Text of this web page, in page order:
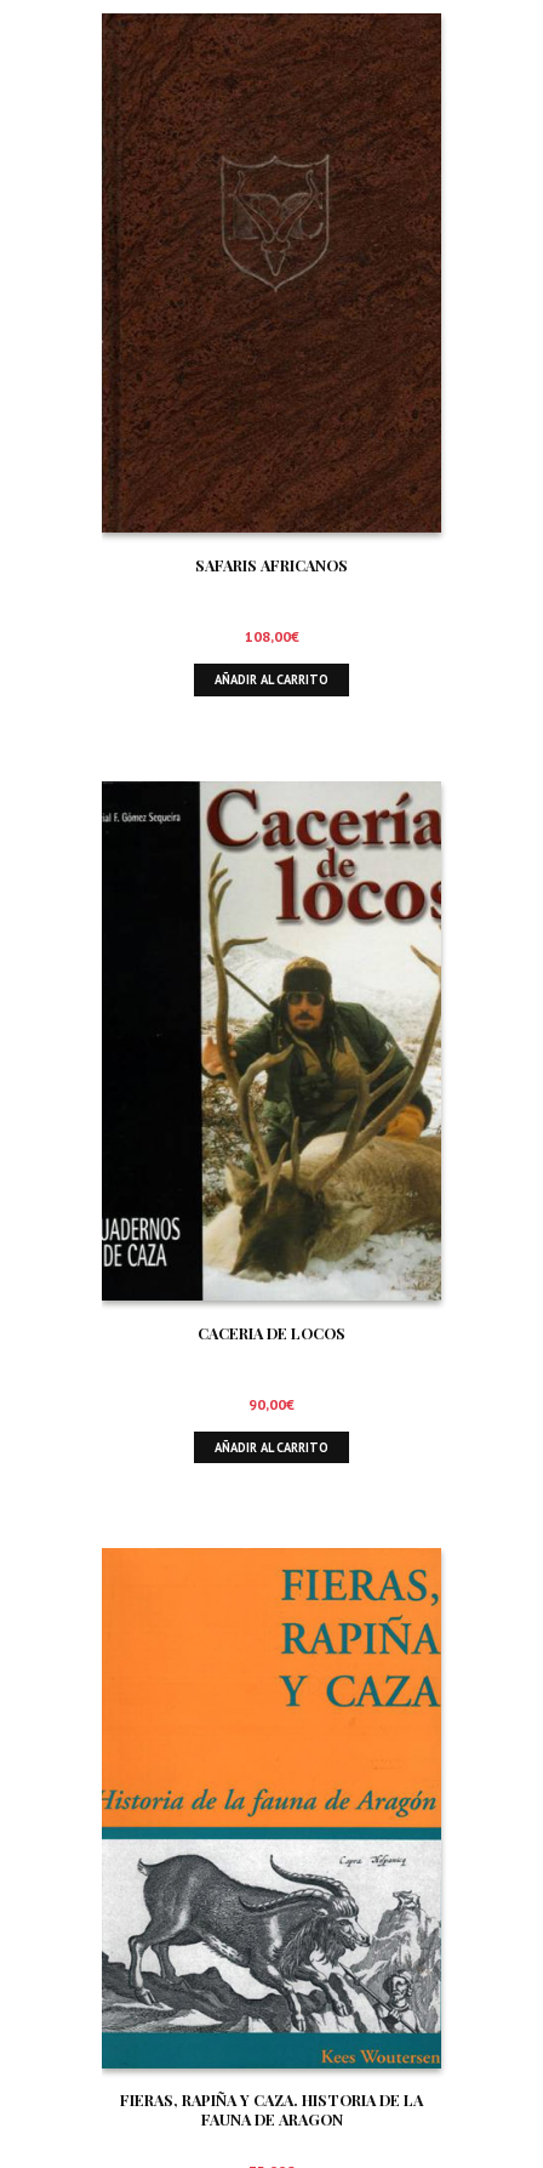
SAFARIS AFRICANOS
108,00€
AÑADIR AL CARRITO
CACERIA DE LOCOS
90,00€
AÑADIR AL CARRITO
FIERAS, RAPIÑA Y CAZA. HISTORIA DE LA
FAUNA DE ARAGON